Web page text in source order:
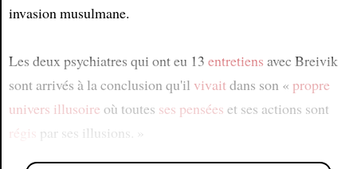
invasion musulmane.
Les deux psychiatres qui ont eu 13 entretiens avec Breivik
sont arrivés à la conclusion qu'il vivaitdans son « propre
univers illusoire où toutes ses pensées et ses actions sont
régis par ses illusions. »